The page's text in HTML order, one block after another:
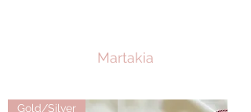
Martakia
Gold/Silver